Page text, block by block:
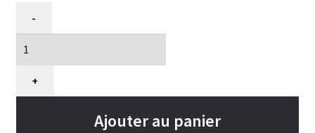
Jeu
stratégie,
tapis
-
+
Ajouter au panier